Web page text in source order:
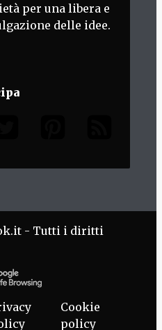
per una libera e
delle idee.
- Tutti i diritti
Cookie
policy